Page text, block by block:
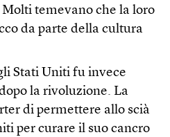
temevano che la loro
da parte della cultura
Stati Uniti fu invece
la rivoluzione. La
di permettere allo scià
per curare il suo cancro